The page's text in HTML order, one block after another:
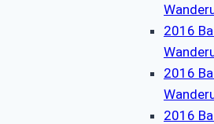
2016
2016
2016